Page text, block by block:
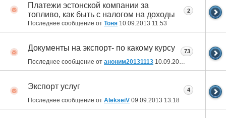
Платежи эстонской компании за
топливо, как быть с налогом на доходы
Последнее сообщение от Тоня 10.09.2013 11:53
2
Документы на экспорт- по какому курсу
Последнее сообщение от аноним20131113 10.09.2013
73
Экспорт услуг
Последнее сообщение от AlekseiV 09.09.2013 13:18
4